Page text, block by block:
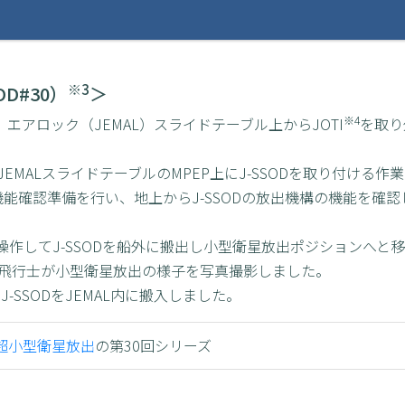
） ※3＞
アロック（JEMAL）スライドテーブル上からJOTI※4を取
スライドテーブルのMPEP上にJ-SSODを取り付ける作
確認準備を行い、地上からJ-SSODの放出機構の機能を確
作してJ-SSODを船外に搬出し小型衛星放出ポジションへと
士が小型衛星放出の様子を写真撮影しました。
をJEMAL内に搬入しました。
小型衛星放出の第30回シリーズ